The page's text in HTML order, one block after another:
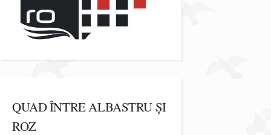
QUAD ÎNTRE ALBASTRU ȘI
ROZ